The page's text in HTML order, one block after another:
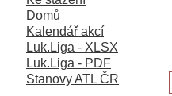
Domů
Kalendář akcí
Luk.Liga - XLSX
Luk.Liga - PDF
Stanovy ATL ČR